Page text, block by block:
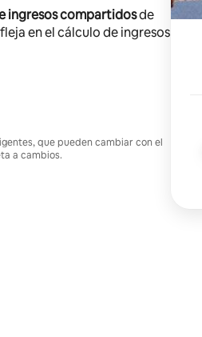
ingresos compartidosde
en el cálculo de ingresos
que pueden cambiar con el
a cambios.